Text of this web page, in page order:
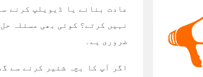
عادت بنانے یا ڈیویلپ کرنے
نہیں کرتے؟ کوئی بھی مسئلہ
ضروری یے۔
اگر آپ کا بچہ شئیر کرنے سے